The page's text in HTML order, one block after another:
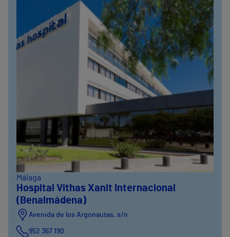
Málaga
Hospital Vithas Xanit Internacional
(Benalmádena)
Avenida de los Argonautas, s/n
952 367 190